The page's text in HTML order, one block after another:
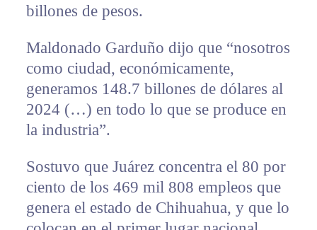
billones de pesos.
Maldonado Garduño dijo que “nosotros
como ciudad, económicamente,
generamos 148.7 billones de dólares al
2024 (…) en todo lo que se produce en
la industria”.
Sostuvo que Juárez concentra el 80 por
ciento de los 469 mil 808 empleos que
genera el estado de Chihuahua, y que lo